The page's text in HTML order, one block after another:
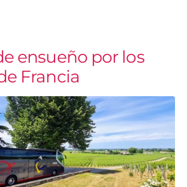
ensueño por los
Francia